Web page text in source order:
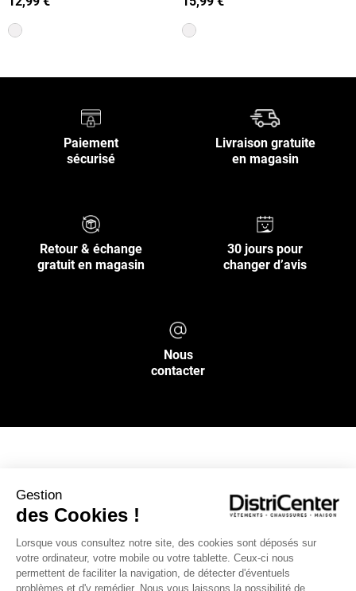
Gestion
des Cookies !
Lorsque vous consultez notre site, des cookies sont déposés sur
votre ordinateur, votre mobile ou votre tablette. Ceux-ci nous
permettent de faciliter la navigation, de détecter d'éventuels
problèmes et d'y remédier. Nous vous laissons la possibilité de
Paiement
sécurisé
Livraison gratuite
en magasin
Retour & échange
gratuit en magasin
30 jours pour
changer d’avis
Nous
contacter
INFOS PRATIQUES
L’ENSEIGNE DISTRICENTER
Suivez-nous